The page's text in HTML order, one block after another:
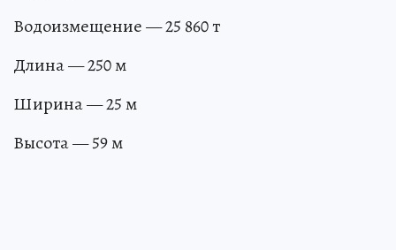
Водоизмещение — 25 860 т
Длина — 250 м
Ширина — 25 м
Высота — 59 м